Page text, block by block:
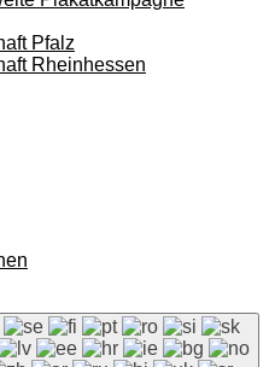
Pfalz
Rheinhessen